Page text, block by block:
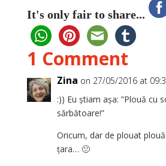
It's only fair to share...
1 Comment
Zina on 27/05/2016 at
:)) Eu știam așa: ”Plouă cu
sărbătoare!”
Oricum, dar de plouat
țara… 🙁